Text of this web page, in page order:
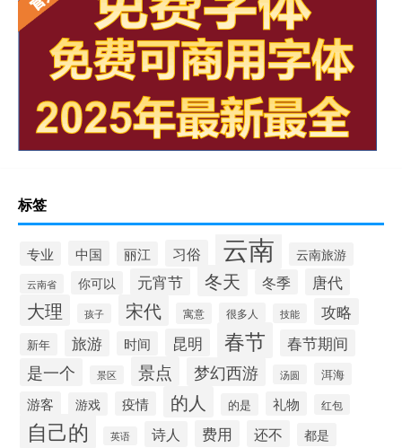
标签
专业 中国 丽江 习俗 云南 云南旅游
云南省 你可以 元宵节 冬天 冬季 唐代
大理 孩子 宋代 寓意 很多人 技能 攻略
新年 旅游 时间 昆明 春节 春节期间
是一个 景区 景点 梦幻西游 汤圆 洱海
游客 游戏 疫情 的人 的是 礼物 红包
自己的 英语 诗人 费用 还不 都是